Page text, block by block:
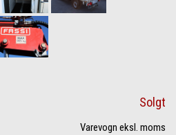
Solgt
Varevogn eksl. moms